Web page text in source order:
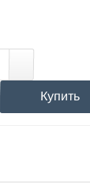
Купить